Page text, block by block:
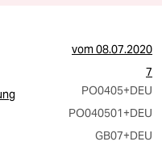
vom08.07.2020
7
PO0405+DEU
PO040501+DEU
GB07+DEU